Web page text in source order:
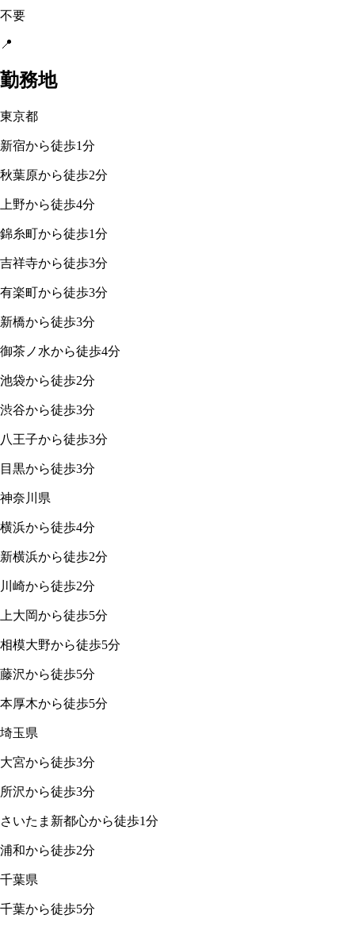
不要
📍
勤務地
東京都
新宿から徒歩1分
秋葉原から徒歩2分
上野から徒歩4分
錦糸町から徒歩1分
吉祥寺から徒歩3分
有楽町から徒歩3分
新橋から徒歩3分
御茶ノ水から徒歩4分
池袋から徒歩2分
渋谷から徒歩3分
八王子から徒歩3分
目黒から徒歩3分
神奈川県
横浜から徒歩4分
新横浜から徒歩2分
川崎から徒歩2分
上大岡から徒歩5分
相模大野から徒歩5分
藤沢から徒歩5分
本厚木から徒歩5分
埼玉県
大宮から徒歩3分
所沢から徒歩3分
さいたま新都心から徒歩1分
浦和から徒歩2分
千葉県
千葉から徒歩5分